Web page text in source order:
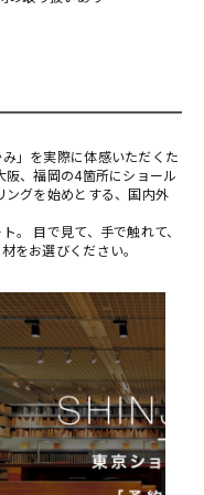
」を実際に体感いただくた
、福岡の4箇所にショール
ングを始めとする、国内外
。 目で見て、手で触れて、
をお選びください。